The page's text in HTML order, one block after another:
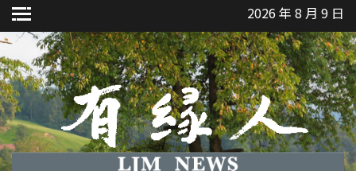
Skip
to
content
2026 年 8 月 9 日